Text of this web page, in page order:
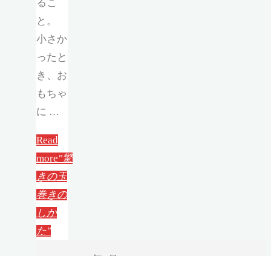
るこ
と。
小さか
ったと
き、お
もちゃ
に …
Read
more"驚
きの玉
巻きの
しか
た"